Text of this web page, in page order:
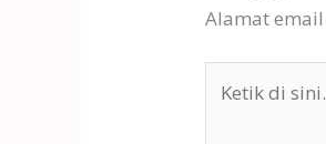
Alamat
di